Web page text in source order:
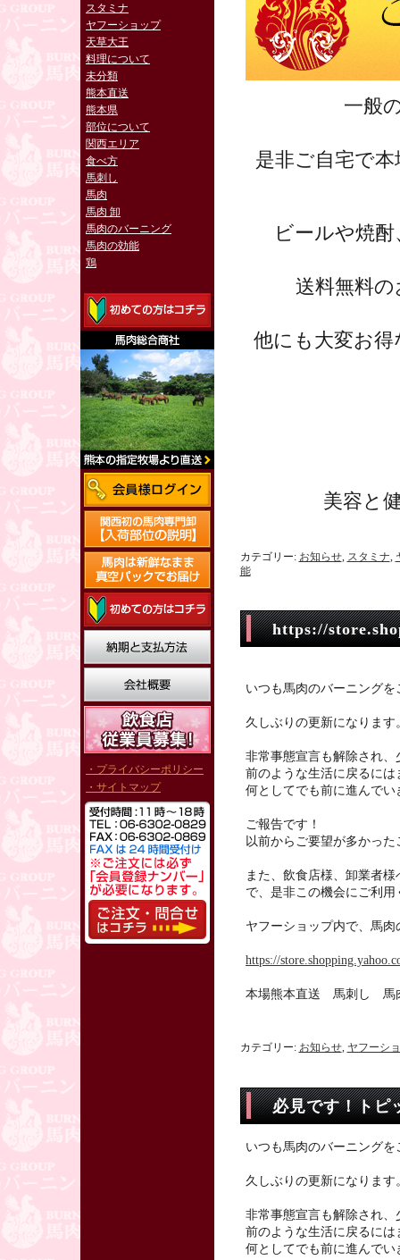
スタミナ
ヤフーショップ
天草大王
料理について
未分類
熊本直送
熊本県
部位について
関西エリア
食べ方
馬刺し
馬肉
馬肉 卸
馬肉のバーニング
馬肉の効能
鶏
・プライバシーポリシー
・サイトマップ
一般
是非ご自宅で
ビールや焼
送料無料
他にも大変お
美容と
カテゴリー: お知らせ, スタミナ,
能
https://
いつも馬肉のバーニング
久しぶりの更新になります
非常事態宣言も解除され
前のような生活に戻るに
何としてでも前に進んでい
ご報告です！
以前からご要望が多かっ
また、飲食店様、卸業者
で、是非この機会にご利用
ヤフーショップ内で、馬
https://
本場熊本直送 馬刺し 馬
カテゴリー: お知らせ, ヤフーシ
必見です！トピ
いつも馬肉のバーニング
久しぶりの更新になります
非常事態宣言も解除され
前のような生活に戻るに
何としてでも前に進んでい